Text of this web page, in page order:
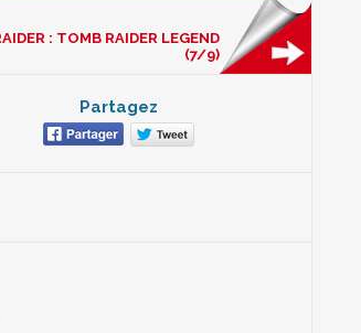
: TOMB RAIDER LEGEND
(7/9)
Partagez